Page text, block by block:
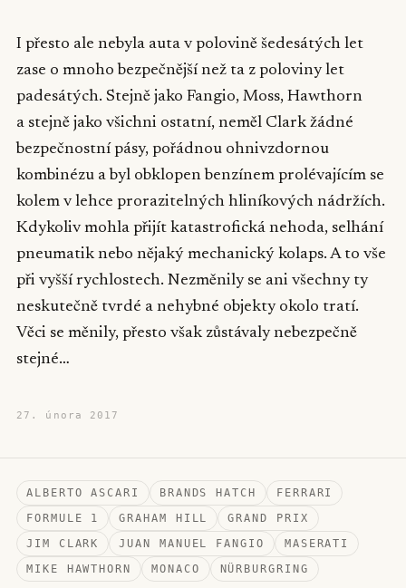
I přesto ale nebyla auta v polovině šedesátých let
zase o mnoho bezpečnější než ta z poloviny let
padesátých. Stejně jako Fangio, Moss, Hawthorn
a stejně jako všichni ostatní, neměl Clark žádné
bezpečnostní pásy, pořádnou ohnivzdornou
kombinézu a byl obklopen benzínem prolévajícím se
kolem v lehce prorazitelných hliníkových nádržích.
Kdykoliv mohla přijít katastrofická nehoda, selhání
pneumatik nebo nějaký mechanický kolaps. A to vše
při vyšší rychlostech. Nezměnily se ani všechny ty
neskutečně tvrdé a nehybné objekty okolo tratí.
Věci se měnily, přesto však zůstávaly nebezpečně
stejné…
27. února 2017
ALBERTO ASCARI BRANDS HATCH
FERRARI
FORMULE 1
GRAHAM HILL
GRAND PRIX
JIM CLARK
JUAN MANUEL FANGIO
MASERATI
MIKE HAWTHORN
MONACO NÜRBURGRING